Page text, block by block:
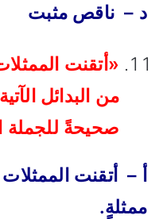
د – ناقص مثبت
«أتقنت
من البدائل
صحيحةً للجملة
أ – أتقنت